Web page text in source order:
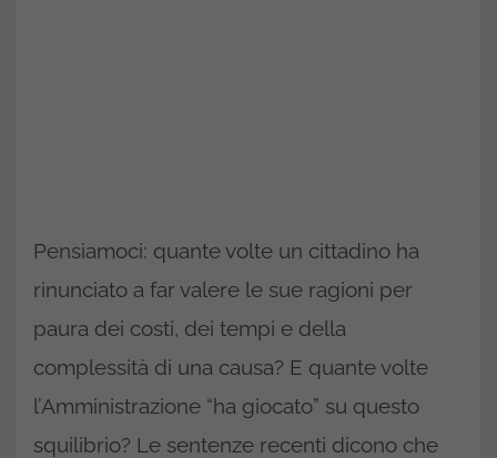
Pensiamoci: quante volte un cittadino ha
rinunciato a far valere le sue ragioni per
paura dei costi, dei tempi e della
complessità di una causa? E quante volte
l’Amministrazione “ha giocato” su questo
squilibrio? Le sentenze recenti dicono che